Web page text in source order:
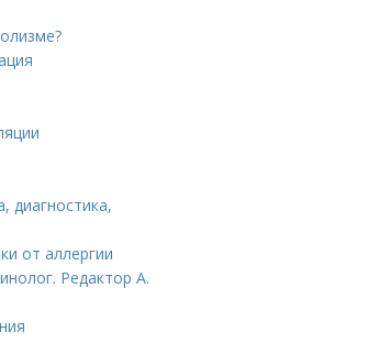
диагностика,
от аллергии
Редактор А.